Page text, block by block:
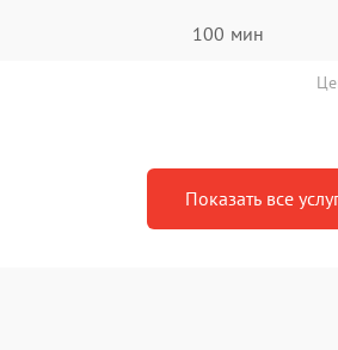
100 мин
Показать все